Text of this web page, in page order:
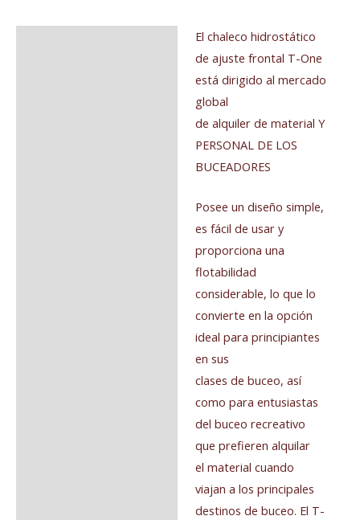
El chaleco hidrostático
de ajuste frontal T-One
está dirigido al mercado
global
de alquiler de material Y
PERSONAL DE LOS
BUCEADORES
Posee un diseño simple,
es fácil de usar y
proporciona una
flotabilidad
considerable, lo que lo
convierte en la opción
ideal para principiantes
en sus
clases de buceo, así
como para entusiastas
del buceo recreativo
que prefieren alquilar
el material cuando
viajan a los principales
destinos de buceo. El T-